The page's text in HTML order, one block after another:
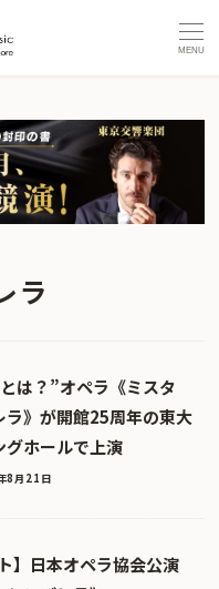
MENU
ラ
は？”オペラ《ミスタ
ラ》が開館25周年の東大
グホールで上演
8月21日
】日本オペラ協会公演